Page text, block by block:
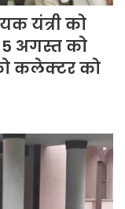
यंत्री को
अगस्त को
कलेक्टर को